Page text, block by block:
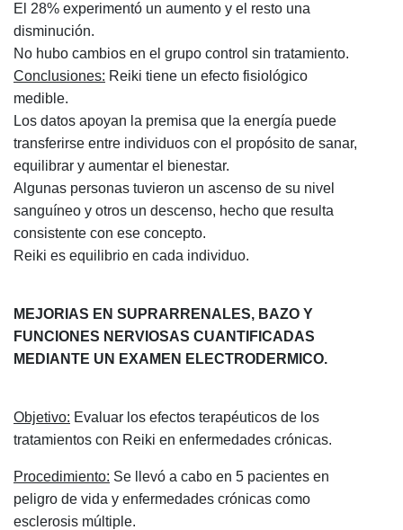
El 28% experimentó un aumento y el resto una
disminución.
No hubo cambios en el grupo control sin tratamiento.
Conclusiones: Reiki tiene un efecto fisiológico
medible.
Los datos apoyan la premisa que la energía puede
transferirse entre individuos con el propósito de sanar,
equilibrar y aumentar el bienestar.
Algunas personas tuvieron un ascenso de su nivel
sanguíneo y otros un descenso, hecho que resulta
consistente con ese concepto.
Reiki es equilibrio en cada individuo.
MEJORIAS EN SUPRARRENALES, BAZO Y
FUNCIONES NERVIOSAS CUANTIFICADAS
MEDIANTE UN EXAMEN ELECTRODERMICO.
Objetivo: Evaluar los efectos terapéuticos de los
tratamientos con Reiki en enfermedades crónicas.
Procedimiento: Se llevó a cabo en 5 pacientes en
peligro de vida y enfermedades crónicas como
esclerosis múltiple.